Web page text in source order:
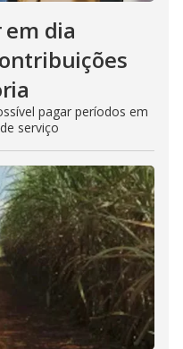
em dia
pagar períodos em
serviço